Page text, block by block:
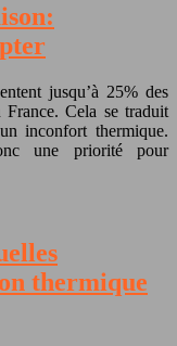
jusqu’à 25% des
France. Cela se traduit
inconfort thermique.
une priorité pour
thermique